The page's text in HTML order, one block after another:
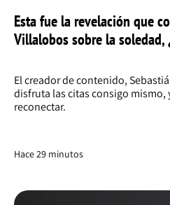
Esta fue la revelación que
Villalobos sobre la soledad,
El creador de contenido,
disfruta las citas consigo mismo,
reconectar.
Hace 29 minutos